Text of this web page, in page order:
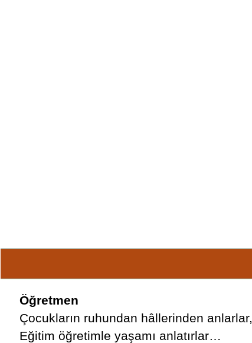
Öğretmen
Çocukların ruhundan hâllerinden anlarlar,
Eğitim öğretimle yaşamı anlatırlar…